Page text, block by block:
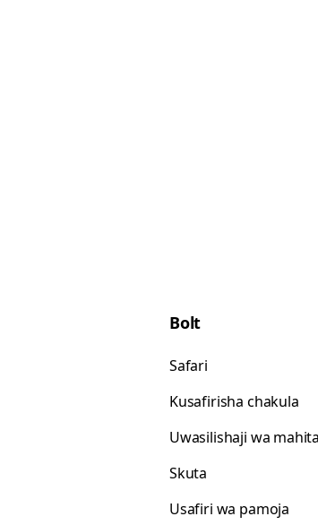
Bolt
Safari
Kusafirisha chakula
Uwasilishaji wa
Skuta
Usafiri wa pamoja